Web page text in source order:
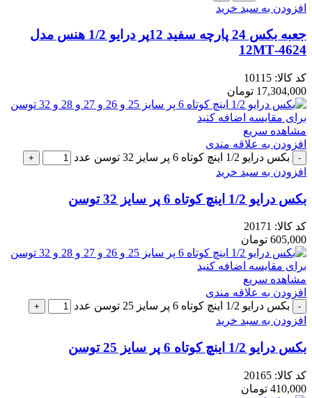
افزودن به سبد خرید
جعبه بکس 24 پارچه سفید 12پر درایو 1/2 هنس مدل
4624-12MT
کد کالا: 10115
17,304,000 تومان
برای مقایسه اضافه کنید
مشاهده سریع
افزودن به علاقه مندی
بکس درایو 1/2 اینچ کوتاه 6 پر سایز 32 توسن عدد
افزودن به سبد خرید
بکس درایو 1/2 اینچ کوتاه 6 پر سایز 32 توسن
کد کالا: 20171
605,000 تومان
برای مقایسه اضافه کنید
مشاهده سریع
افزودن به علاقه مندی
بکس درایو 1/2 اینچ کوتاه 6 پر سایز 25 توسن عدد
افزودن به سبد خرید
بکس درایو 1/2 اینچ کوتاه 6 پر سایز 25 توسن
کد کالا: 20165
410,000 تومان